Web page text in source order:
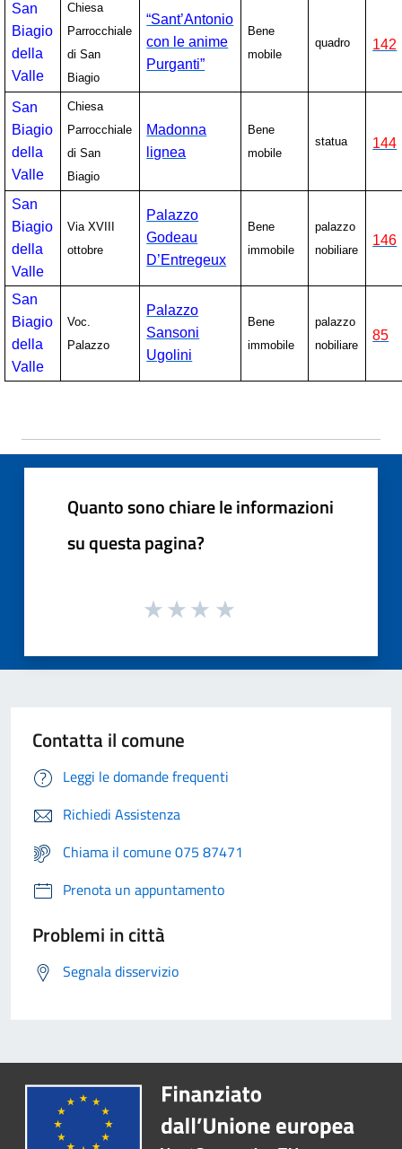
San
Biagio
della
Valle
Chiesa
Parrocchiale
di San
Biagio
“Sant’Antonio
con le anime
Purganti”
Bene
mobile
quadro 142
San
Biagio
della
Valle
Chiesa
Parrocchiale
di San
Biagio
Madonna
lignea
Bene
mobile
statua 144
San
Biagio
della
Valle
Via XVIII
ottobre
Palazzo
Godeau
D’Entregeux
Bene
immobile
palazzo
nobiliare
146
San
Biagio
della
Valle
Voc.
Palazzo
Palazzo
Sansoni
Ugolini
Bene
immobile
palazzo
nobiliare
85
Quanto sono chiare le informazioni
su questa pagina?
Contatta il comune
Leggi le domande frequenti
Richiedi Assistenza
Chiama il comune 075 87471
Prenota un appuntamento
Problemi in città
Segnala disservizio